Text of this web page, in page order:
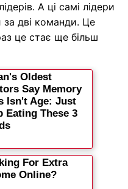
А ці самі лідери
дві команди. Це
це стає ще більш